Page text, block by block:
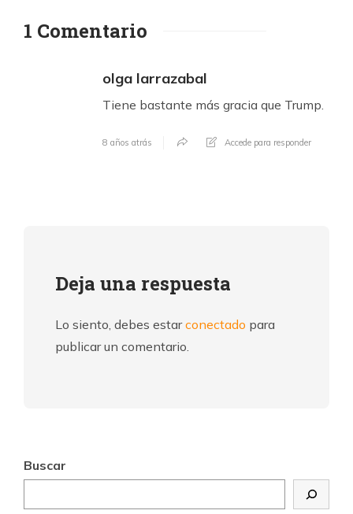
1 Comentario
olga larrazabal
Tiene bastante más gracia que Trump.
8 años atrás Accede para responder
Deja una respuesta
Lo siento, debes estarconectado para
publicar un comentario.
Buscar